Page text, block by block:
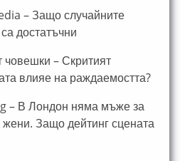
– Защо случайните
достатъчни
човешки – Скритият
влияе на раждаемостта?
– В Лондон няма мъже за
Защо дейтинг сцената